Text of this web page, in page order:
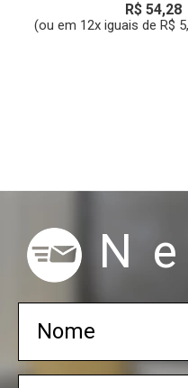
R$ 54,28
(ou em 12x iguais de R$